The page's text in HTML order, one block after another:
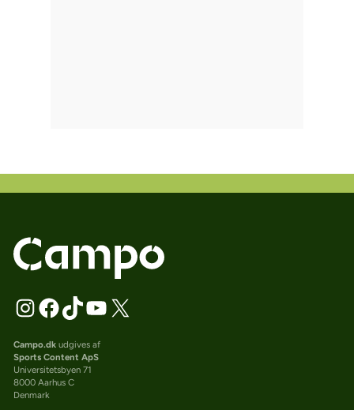
Campo.dkudgives af
Sports Content ApS
Universitetsbyen 71
8000 Aarhus C
Denmark